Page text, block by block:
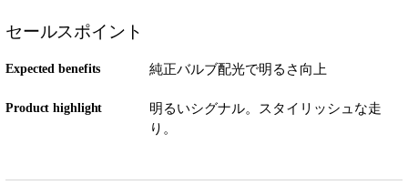
セールスポイント
Expected benefits 純正バルブ配光で明るさ向上
Product highlight
明るいシグナル。スタイリッシュな走
り。